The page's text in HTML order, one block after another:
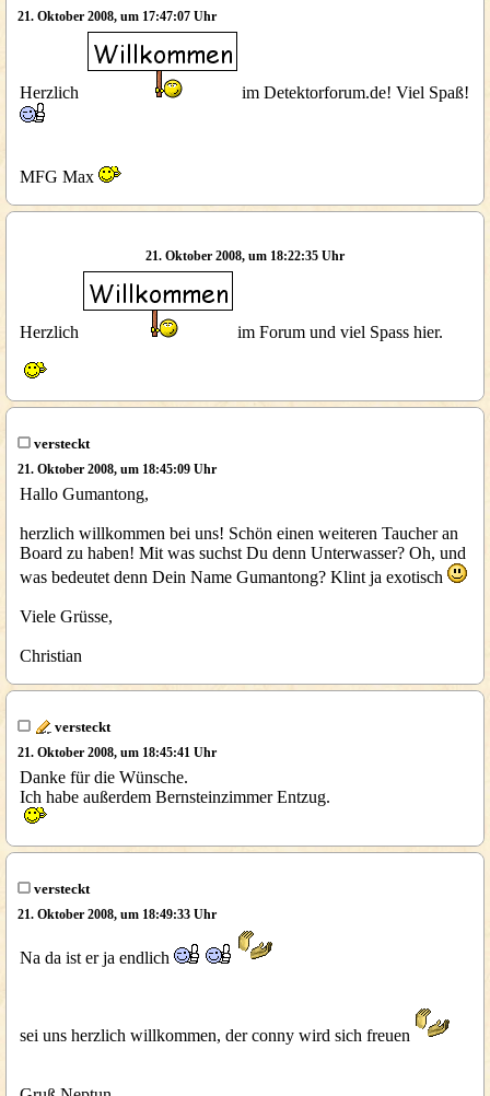
21. Oktober 2008, um 17:47:07 Uhr
Herzlich im Detektorforum.de! Viel Spaß!
MFG Max
21. Oktober 2008, um 18:22:35 Uhr
Herzlich im Forum und viel Spass hier.
versteckt
21. Oktober 2008, um 18:45:09 Uhr
Hallo Gumantong,
herzlich willkommen bei uns! Schön einen weiteren Taucher an
Board zu haben! Mit was suchst Du denn Unterwasser? Oh, und
was bedeutet denn Dein Name Gumantong? Klint ja exotisch
Viele Grüsse,
Christian
versteckt
21. Oktober 2008, um 18:45:41 Uhr
Danke für die Wünsche.
Ich habe außerdem Bernsteinzimmer Entzug.
versteckt
21. Oktober 2008, um 18:49:33 Uhr
Na da ist er ja endlich
sei uns herzlich willkommen, der conny wird sich freuen